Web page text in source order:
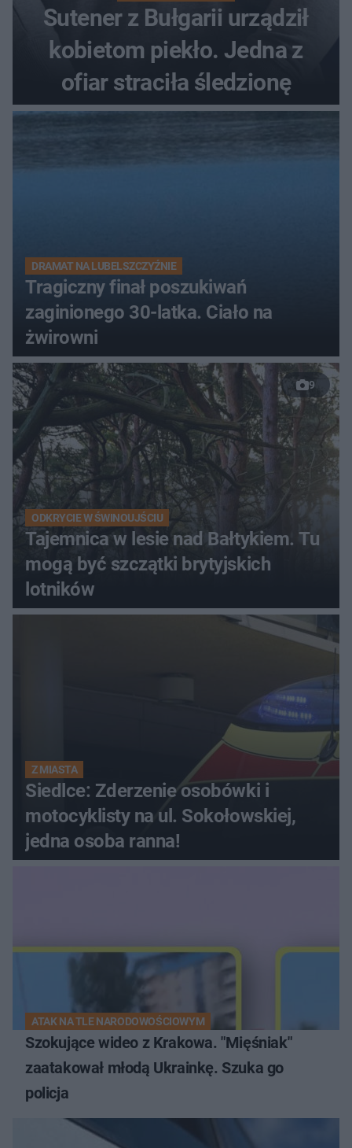
Sutener z Bułgarii urządził
kobietom piekło. Jedna z
ofiar straciła śledzionę
DRAMAT NA LUBELSZCZYŹNIE
Tragiczny finał poszukiwań
zaginionego 30-latka. Ciało na
żwirowni
9
ODKRYCIE W ŚWINOUJŚCIU
Tajemnica w lesie nad Bałtykiem. Tu
mogą być szczątki brytyjskich
lotników
Z MIASTA
Siedlce: Zderzenie osobówki i
motocyklisty na ul. Sokołowskiej,
jedna osoba ranna!
ATAK NA TLE NARODOWOŚCIOWYM
Szokujące wideo z Krakowa. "Mięśniak"
zaatakował młodą Ukrainkę. Szuka go
policja